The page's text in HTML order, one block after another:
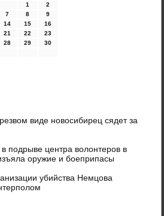
1
2
7 8
9
14 15
16
21 22
23
28 29
30
виде новосибирец сядет за
подрыве центра волонтеров в
оружие и боеприпасы
убийства Немцова